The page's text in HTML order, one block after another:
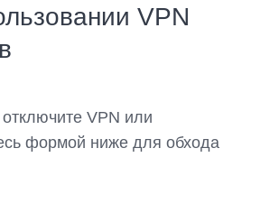
VPN
VPN или
формой ниже для обхода